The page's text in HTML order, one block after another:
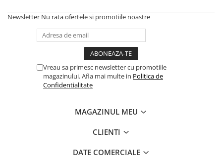
Newsletter Nu rata ofertele si promotiile noastre
Vreau sa primesc newsletter cu promotiile
magazinului. Afla mai multe in Politica de
Confidentialitate
MAGAZINUL MEU
CLIENTI
DATE COMERCIALE